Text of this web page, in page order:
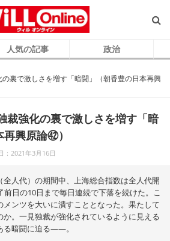
人気の記事 政治
の裏で激しさを増す「暗闘」（朝香豊の日本再興
裁強化の裏で激しさを増す「暗
興原論㊷）
：2021年3月16日
人代）の期間中、上海総合指数は全人代開
日の10日まで毎日連続で下落を続けた。こ
ンツを大いに潰すこととなった。果たして
。一見独裁が強化されているように見える
る暗闘に迫る――。